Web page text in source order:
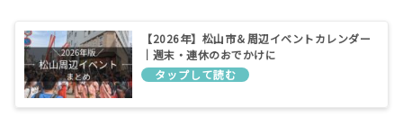
【2026年】松山市＆周辺イベントカレンダー
｜週末・連休のおでかけに